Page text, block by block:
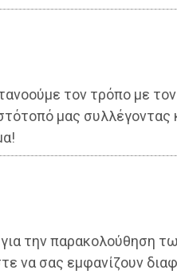
τον τρόπο με τον
μας συλλέγοντας
την παρακολούθηση
να σας εμφανίζουν